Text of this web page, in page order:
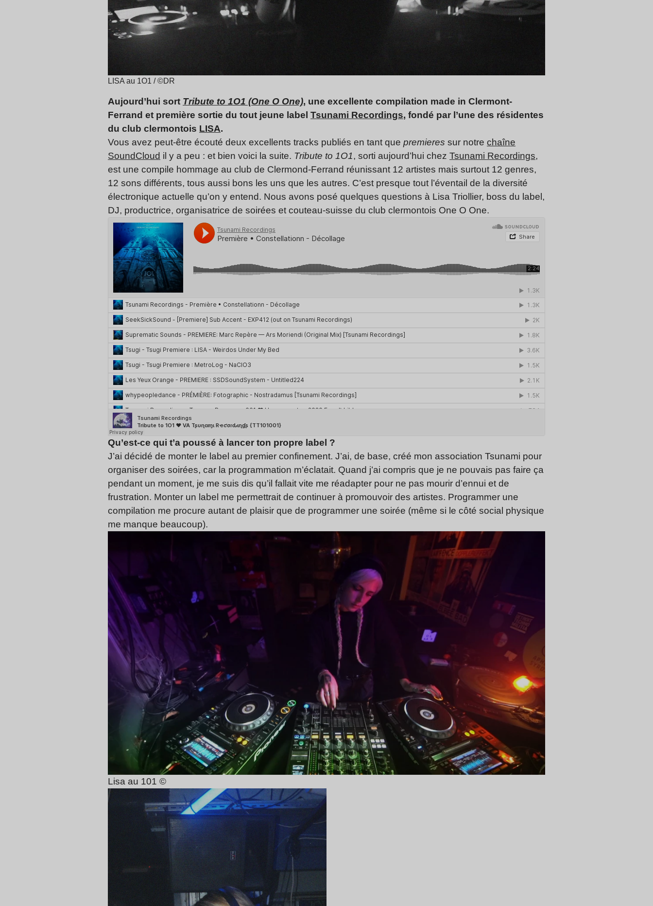
LISA au 1O1 / ©DR
Aujourd’hui sort Tribute to 1O1 (One O One), une excellente compilation made in Clermont-
Ferrand et première sortie du tout jeune label Tsunami Recordings, fondé par l’une des résidentes
du club clermontois LISA.
Vous avez peut-être écouté deux excellents tracks publiés en tant que premieres sur notre chaîne
SoundCloud il y a peu : et bien voici la suite. Tribute to 1O1, sorti aujourd’hui chez Tsunami Recordings,
est une compile hommage au club de Clermond-Ferrand réunissant 12 artistes mais surtout 12 genres,
12 sons différents, tous aussi bons les uns que les autres. C’est presque tout l’éventail de la diversité
électronique actuelle qu’on y entend. Nous avons posé quelques questions à Lisa Triollier, boss du label,
DJ, productrice, organisatrice de soirées et couteau-suisse du club clermontois One O One.
Qu’est-ce qui t’a poussé à lancer ton propre label ?
J’ai décidé de monter le label au premier confinement. J’ai, de base, créé mon association Tsunami pour
organiser des soirées, car la programmation m’éclatait. Quand j’ai compris que je ne pouvais pas faire ça
pendant un moment, je me suis dis qu’il fallait vite me réadapter pour ne pas mourir d’ennui et de
frustration. Monter un label me permettrait de continuer à promouvoir des artistes. Programmer une
compilation me procure autant de plaisir que de programmer une soirée (même si le côté social physique
me manque beaucoup).
Lisa au 101 ©